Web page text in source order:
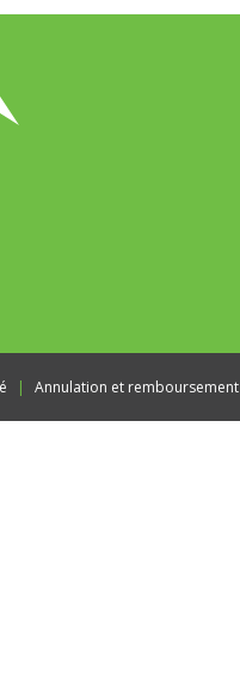
Annulation et remboursement